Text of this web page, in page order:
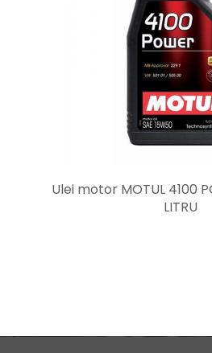
Ulei motor MOTUL 4100
LITRU